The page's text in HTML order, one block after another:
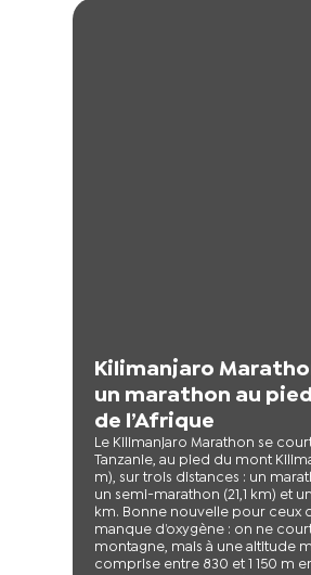
Kilimanjaro
un marathon au
de l’Afrique
Le Kilimanjaro Marathon se
Tanzanie, au pied du mont
m), sur trois distances : un
un semi-marathon (21,1 km) et
km. Bonne nouvelle pour ceux
manque d’oxygène : on ne
montagne, mais à une altitude
comprise entre 830 et 1 150 m